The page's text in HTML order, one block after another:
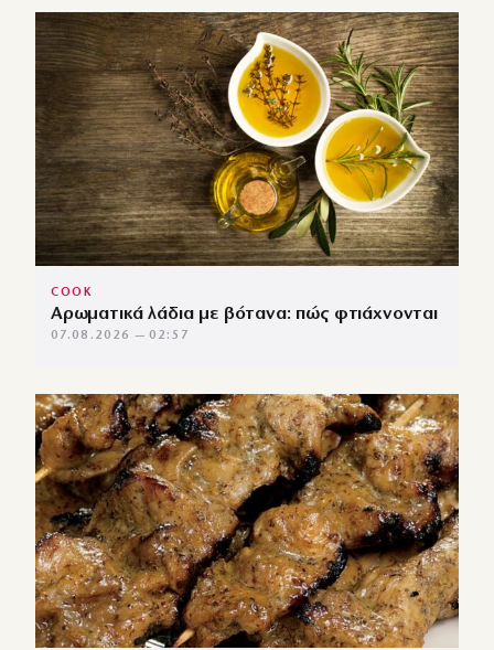
COOK
Αρωματικά λάδια με βότανα: πώς φτιάχνονται
07.08.2026 — 02:57